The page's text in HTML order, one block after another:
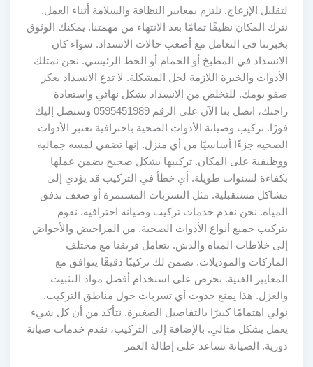
لتقليل الإزعاج. نلتزم بمعايير النظافة والسلامة أثناء العمل.
نترك المكان نظيفًا تمامًا بعد الانتهاء من مهمتنا. يمكنك الوثوق
بخبرتنا في التعامل مع أصعب حالات الانسداد. سواء كان
الانسداد في المطبخ أو الحمام أو الخط الرئيسي. نحن نمتلك
الأدوات والخبرة اللازمة لحل المشكلة. لا تدع الانسداد يعكر
صفو يومك. للتخلص من الانسداد بشكل نهائي واستعادة
راحتك، اتصل بنا الآن على الرقم 0595451989 وسنصل إليك
فورًا. تركيب وصيانة الأدوات الصحية باحترافية تعتبر الأدوات
الصحية جزءًا أساسيًا من أي منزل. إنها تضفي لمسة جمالية
ووظيفية على المكان. تركيبها بشكل صحيح يضمن عملها
بكفاءة لسنوات طويلة. أي خطأ في التركيب قد يؤدي إلى
مشاكل مستقبلية. مثل التسربات المستمرة أو ضعف تدفق
المياه. نحن نقدم خدمات تركيب وصيانة احترافية. نقوم
بتركيب جميع أنواع الأدوات الصحية. من المراحيض والأحواض
إلى خلاطات المياه والدش. يتعامل فريقنا مع مختلف
الماركات والموديلات. نضمن لك تركيبًا دقيقًا يتوافق مع
المعايير الفنية. نحرص على استخدام أفضل مواد التثبيت
والعزل. هذا يمنع حدوث أي تسربات حول مناطق التركيب.
نولي اهتمامًا كبيرًا بالتفاصيل الصغيرة. نتأكد من أن كل شيء
يعمل بشكل مثالي. بالإضافة إلى التركيب، نقدم خدمات صيانة
دورية. الصيانة تساعد على إطالة العمر